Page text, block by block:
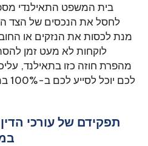
בית המשפט התאילנדי
לחסל את הנכסים של הצד
מנת לכסות את הנזקים או
לוקחות לא מעט זמן
מהפרת חוזה כזו בתאילנד,
תפקידם של עורכי